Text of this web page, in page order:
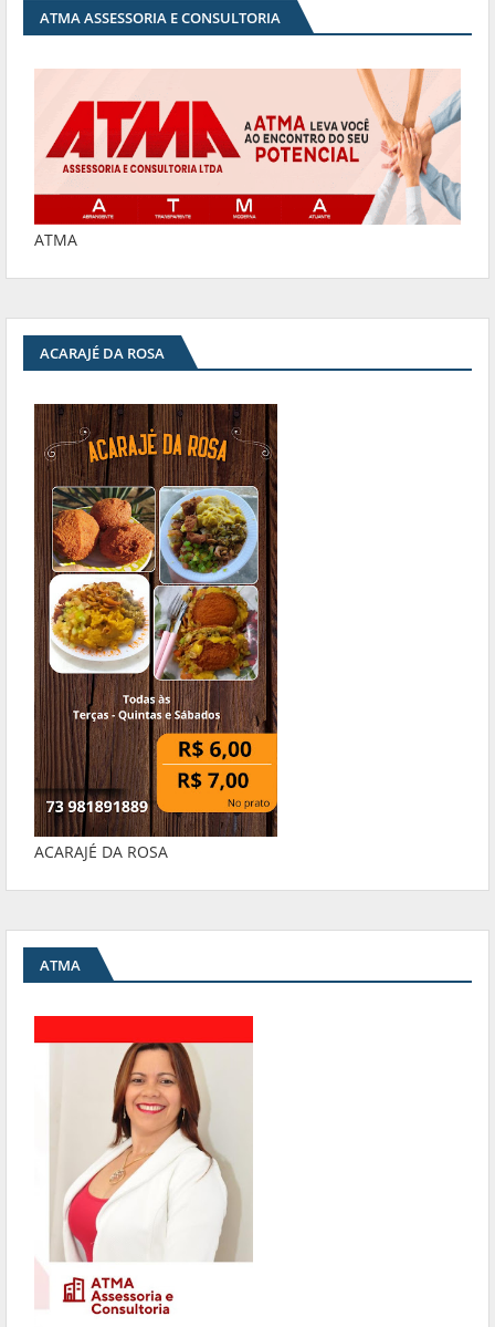
ATMA ASSESSORIA E CONSULTORIA
ATMA
ACARAJÉ DA ROSA
ACARAJÉ DA ROSA
ATMA